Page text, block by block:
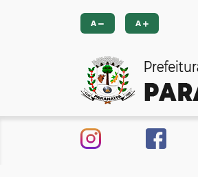
Ir para o conteúdo [alt+1]
A A